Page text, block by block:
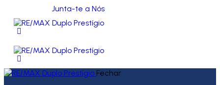
Junta-te a Nós
Fechar